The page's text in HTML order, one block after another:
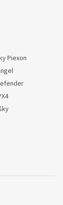
Piexon